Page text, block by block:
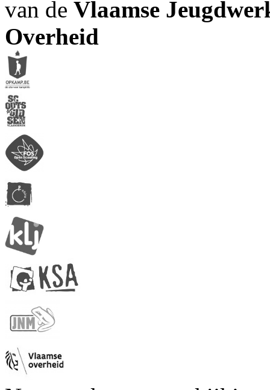
van de Vlaamse
Overheid